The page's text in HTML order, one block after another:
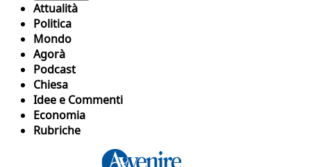
Attualità
Politica
Mondo
Agorà
Podcast
Chiesa
Idee e Commenti
Economia
Rubriche